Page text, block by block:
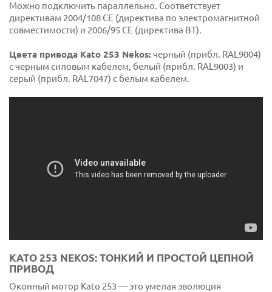
Можно подключить параллельно. Соответствует
директивам 2004/108 CE (директива по электромагнитной
совместимости) и 2006/95 CE (директива BT).
Цвета привода Kato 253 Nekos:черный (прибл. RAL9004)
с черным силовым кабелем, белый (прибл. RAL9003) и
серый (прибл. RAL7047) с белым кабелем.
KATO 253 NEKOS: ТОНКИЙ И ПРОСТОЙ ЦЕПНОЙ
ПРИВОД
Оконный мотор Kato 253 — это умелая эволюция